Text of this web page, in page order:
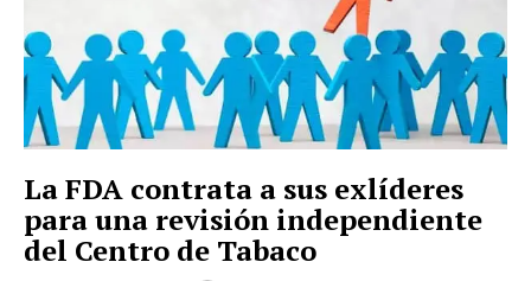
La FDA contrata a sus exlíderes
para una revisión independiente
del Centro de Tabaco